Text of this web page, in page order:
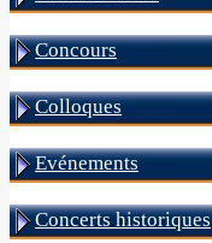
Concours
Colloques
Evénements
Concerts historiques